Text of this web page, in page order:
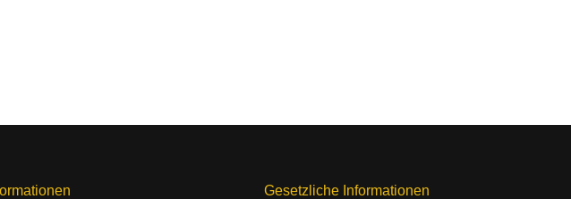
Gesetzliche Informationen